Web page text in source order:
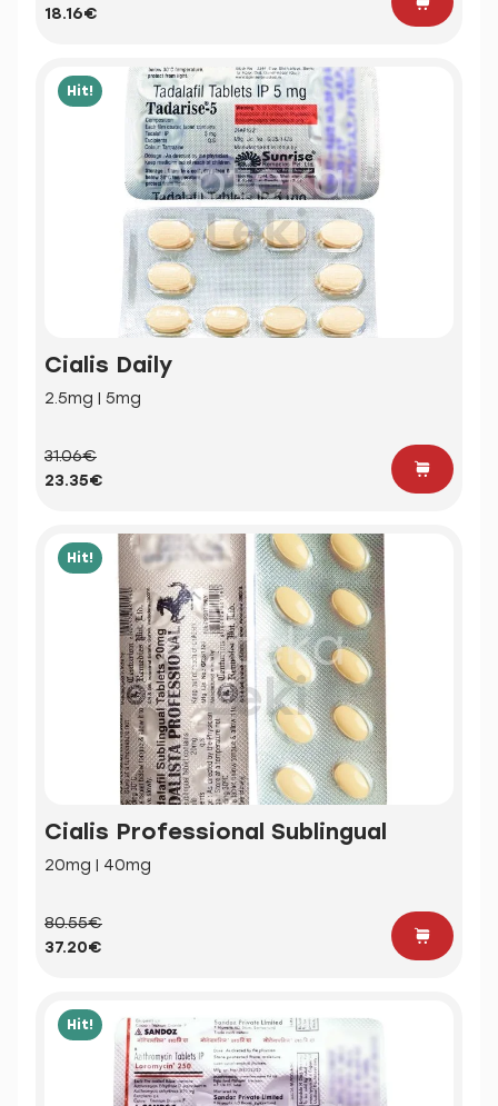
18.16€
Hit!
Cialis Daily
2.5mg | 5mg
31.06€
23.35€
Hit!
Cialis Professional Sublingual
20mg | 40mg
80.55€
37.20€
Hit!